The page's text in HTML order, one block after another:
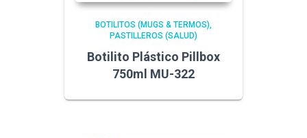
BOTILITOS (MUGS & TERMOS)
PASTILLEROS (SALUD)
Botilito Plástico Pillbox
750ml MU-322